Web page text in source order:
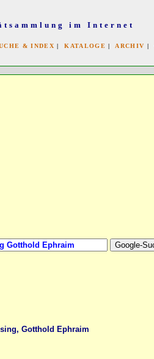
im Internet
& INDEX |KATALOGE | ARCHIV |
Gotthold Ephraim